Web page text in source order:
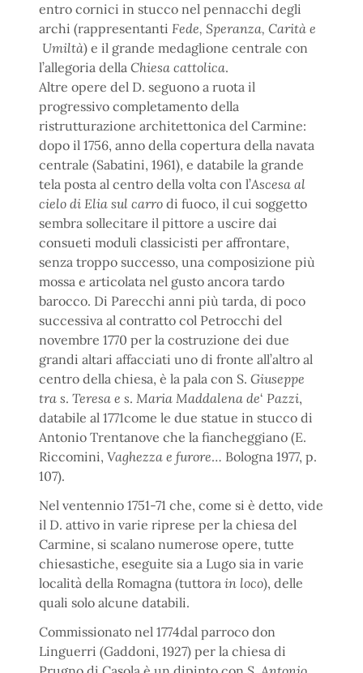
entro cornici in stucco nel pennacchi degli
archi (rappresentanti Fede, Speranza, Carità e
Umiltà) e il grande medaglione centrale con
l’allegoria della Chiesa cattolica.
Altre opere del D. seguono a ruota il
progressivo completamento della
ristrutturazione architettonica del Carmine:
dopo il 1756, anno della copertura della navata
centrale (Sabatini, 1961), e databile la grande
tela posta al centro della volta con l’Ascesa al
cielo di Elia sul carro di fuoco, il cui soggetto
sembra sollecitare il pittore a uscire dai
consueti moduli classicisti per affrontare,
senza troppo successo, una composizione più
mossa e articolata nel gusto ancora tardo
barocco. Di Parecchi anni più tarda, di poco
successiva al contratto col Petrocchi del
novembre 1770 per la costruzione dei due
grandi altari affacciati uno di fronte all’altro al
centro della chiesa, è la pala con S. Giuseppe
tra s. Teresa e s. Maria Maddalena de‘ Pazzi,
databile al 1771come le due statue in stucco di
Antonio Trentanove che la fiancheggiano (E.
Riccomini, Vaghezza e furore… Bologna 1977, p.
107).
Nel ventennio 1751-71 che, come si è detto, vide
il D. attivo in varie riprese per la chiesa del
Carmine, si scalano numerose opere, tutte
chiesastiche, eseguite sia a Lugo sia in varie
località della Romagna (tuttora in loco), delle
quali solo alcune databili.
Commissionato nel 1774dal parroco don
Linguerri (Gaddoni, 1927) per la chiesa di